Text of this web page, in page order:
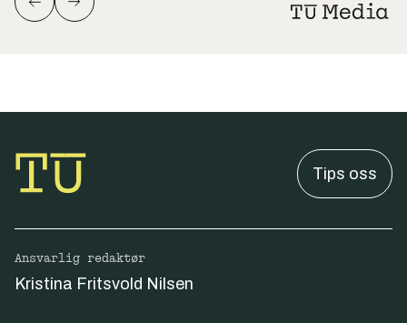
Tips oss
Ansvarlig redaktør
Kristina Fritsvold Nilsen